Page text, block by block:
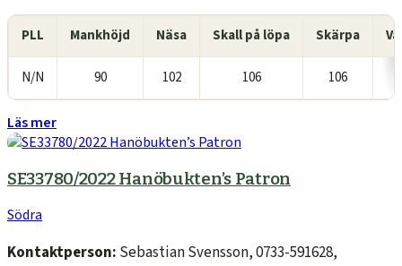
PLL Mankhöjd Näsa Skall på löpa Skärpa
N/N 90 102 106 106
Läs mer
SE33780/2022 Hanöbukten’s Patron
Södra
Kontaktperson: Sebastian Svensson, 0733-591628,